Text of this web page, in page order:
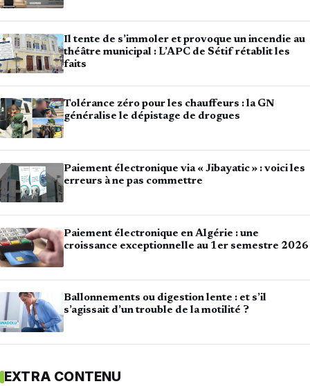
Il tente de s’immoler et provoque un incendie au
théâtre municipal : L’APC de Sétif rétablit les
faits
Tolérance zéro pour les chauffeurs : la GN
généralise le dépistage de drogues
Paiement électronique via « Jibayatic » : voici les
erreurs à ne pas commettre
Paiement électronique en Algérie : une
croissance exceptionnelle au 1er semestre 2026
Ballonnements ou digestion lente : et s’il
s’agissait d’un trouble de la motilité ?
EXTRA CONTENU